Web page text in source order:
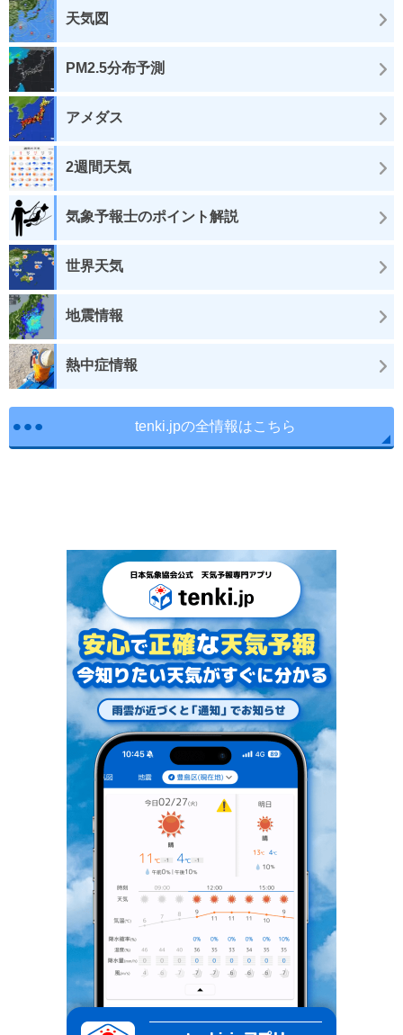
天気図
PM2.5分布予測
アメダス
2週間天気
気象予報士のポイント解説
世界天気
地震情報
熱中症情報
tenki.jpの全情報はこちら